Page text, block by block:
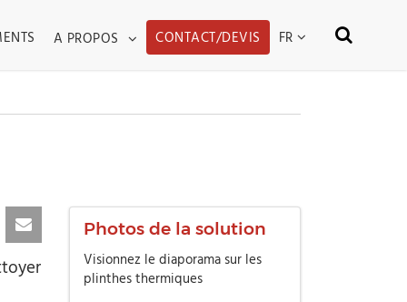
Photos de la solution
Visionnez le diaporama sur les
plinthes thermiques
A PROPOS TOGGLE DROPDOWN
CONTACT/DEVIS FR